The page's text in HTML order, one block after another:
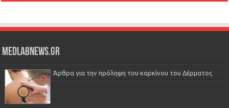
Medlabnews.gr
Άρθρα για την πρόληψη του καρκίνου του Δέρματος